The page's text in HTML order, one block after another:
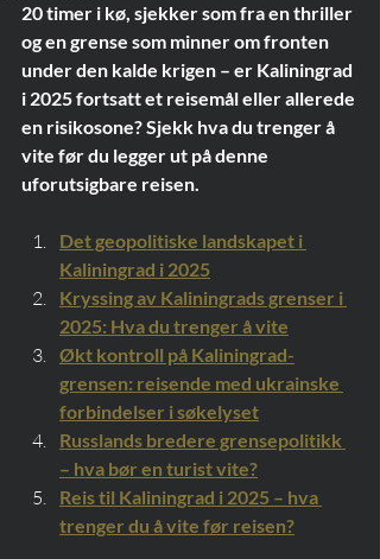
20 timer i kø, sjekker som fra en thriller
og en grense som minner om fronten
under den kalde krigen – er Kaliningrad
i 2025 fortsatt et reisemål eller allerede
en risikosone? Sjekk hva du trenger å
vite før du legger ut på denne
uforutsigbare reisen.
Det geopolitiske landskapet i
Kaliningrad i 2025
Kryssing av Kaliningrads grenser i
2025: Hva du trenger å vite
Økt kontroll på Kaliningrad-
grensen: reisende med ukrainske
forbindelser i søkelyset
Russlands bredere grensepolitikk
– hva bør en turist vite?
Reis til Kaliningrad i 2025 – hva
trenger du å vite før reisen?